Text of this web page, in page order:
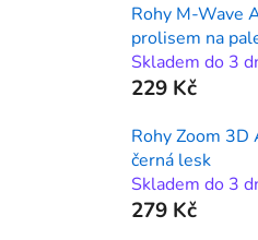
Rohy M-Wave
prolisem na
Skladem do 3
229 Kč
Rohy Zoom 3D
černá lesk
Skladem do 3
279 Kč